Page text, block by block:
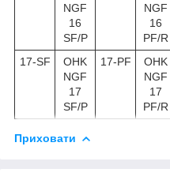
NGF
16
SF/P
NGF
16
PF/R
17-SF
OHK
NGF
17
SF/P
17-PF
OHK
NGF
17
PF/R
Приховати